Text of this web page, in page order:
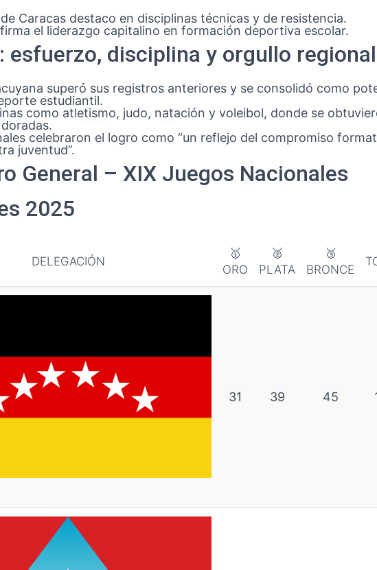
Caracas destaco en disciplinas técnicas y de resistencia.
el liderazgo capitalino en formación deportiva escolar.
esfuerzo, disciplina y orgullo regional
superó sus registros anteriores y se consolidó como
estudiantil.
como atletismo, judo, natación y voleibol, donde se
celebraron el logro como “un reflejo del compromiso
juventud”.
General – XIX Juegos Nacionales
2025
DELEGACIÓN
🥇
ORO
🥈
PLATA
🥉
BRONCE
31 39 45